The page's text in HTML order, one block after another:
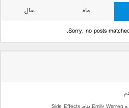
ماه
سال
Sorry, no posts